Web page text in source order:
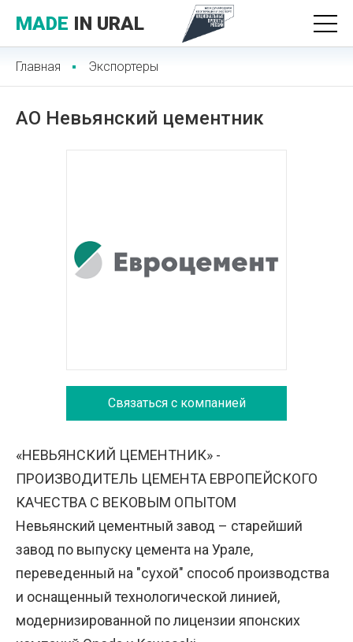
MADE IN URAL
Главная Экспортеры
АО Невьянский цементник
Связаться с компанией
«НЕВЬЯНСКИЙ ЦЕМЕНТНИК» -
ПРОИЗВОДИТЕЛЬ ЦЕМЕНТА ЕВРОПЕЙСКОГО
КАЧЕСТВА С ВЕКОВЫМ ОПЫТОМ
Невьянский цементный завод – старейший
завод по выпуску цемента на Урале,
переведенный на "сухой" способ производства
и оснащенный технологической линией,
модернизированной по лицензии японских